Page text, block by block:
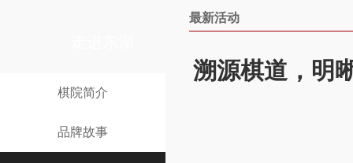
棋院简介
品牌故事
最新活动
溯源棋道，明